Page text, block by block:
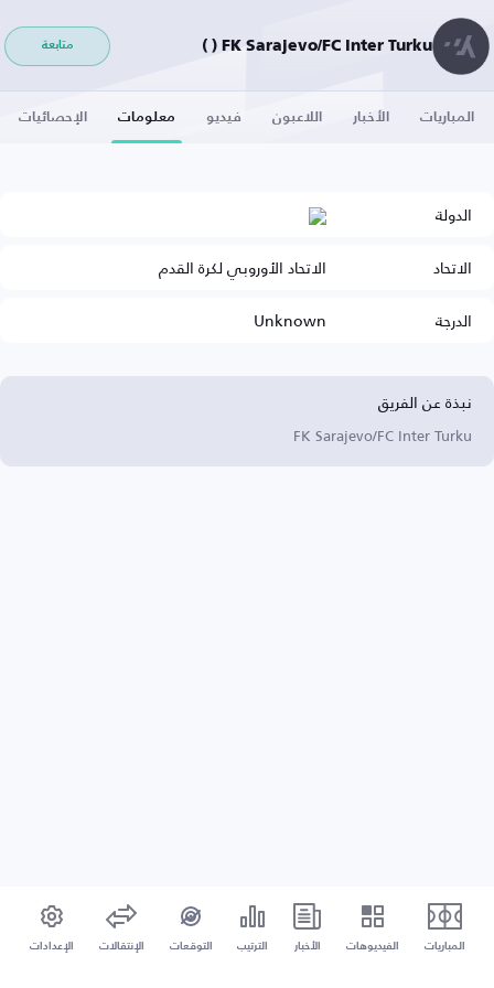
FK Sarajevo/FC Inter Turku ( ) متابعة
المباريات الأخبار اللاعبون فيديو معلومات الإحصائيات
الدولة
الاتحاد
الاتحاد الأوروبي لكرة القدم
الدرجة
Unknown
نبذة عن الفريق
FK Sarajevo/FC Inter Turku
المباريات الفيديوهات الأخبار الترتيب التوقعات الإنتقالات الإعدادات